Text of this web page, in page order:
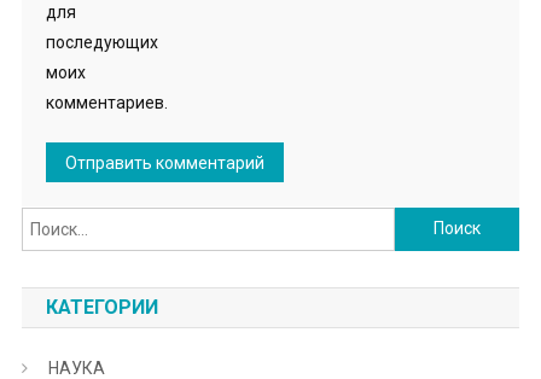
для
последующих
моих
комментариев.
Найти:
КАТЕГОРИИ
НАУКА